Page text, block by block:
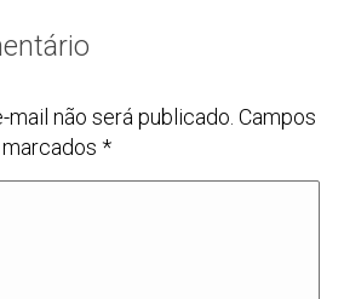
não será publicado. Campos
*